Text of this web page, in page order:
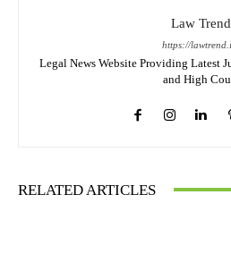
Law Trend
https://
Legal News Website Providing Latest
and High
RELATED ARTICLES